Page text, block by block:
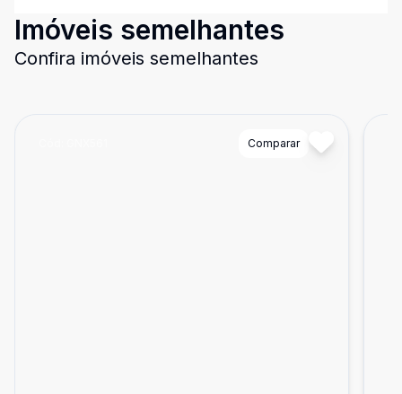
Imóveis semelhantes
Confira imóveis semelhantes
Comparar